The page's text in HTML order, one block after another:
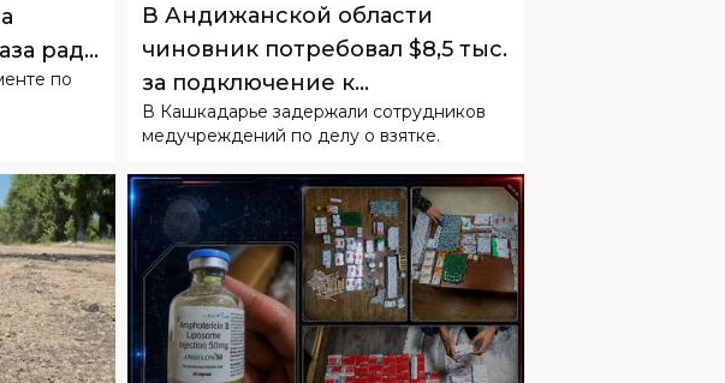
ради
по
В Андижанской области
чиновник потребовал $8,5 тыс.
за подключение к
канализации
В Кашкадарье задержали сотрудников
медучреждений по делу о взятке.